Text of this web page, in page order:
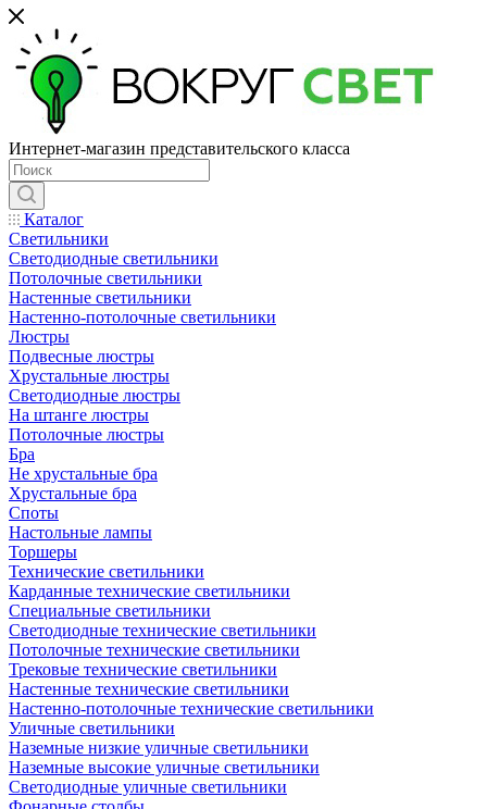
Интернет-магазин представительского класса
Каталог
Светильники
Светодиодные светильники
Потолочные светильники
Настенные светильники
Настенно-потолочные светильники
Люстры
Подвесные люстры
Хрустальные люстры
Светодиодные люстры
На штанге люстры
Потолочные люстры
Бра
Не хрустальные бра
Хрустальные бра
Споты
Настольные лампы
Торшеры
Технические светильники
Карданные технические светильники
Специальные светильники
Светодиодные технические светильники
Потолочные технические светильники
Трековые технические светильники
Настенные технические светильники
Настенно-потолочные технические светильники
Уличные светильники
Наземные низкие уличные светильники
Наземные высокие уличные светильники
Светодиодные уличные светильники